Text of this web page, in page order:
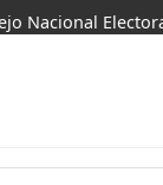
Nacional